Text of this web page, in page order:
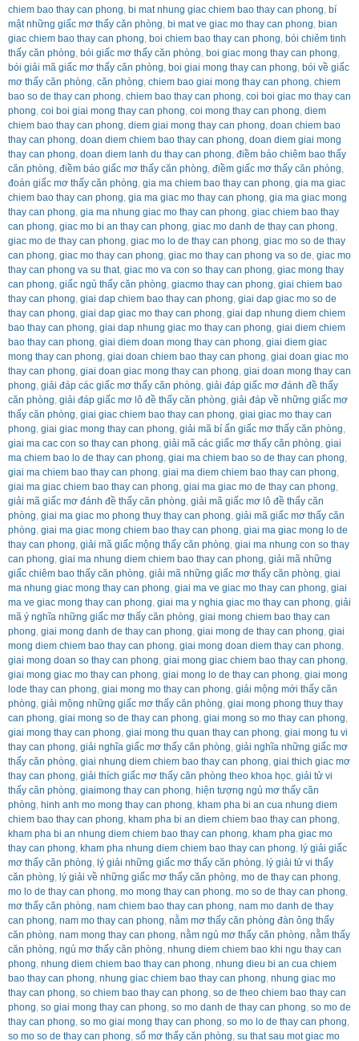
chiem bao thay can phong, bi mat nhung giac chiem bao thay can phong, bí
mật những giấc mơ thấy căn phòng, bi mat ve giac mo thay can phong, bian
giac chiem bao thay can phong, boi chiem bao thay can phong, bói chiêm tinh
thấy căn phòng, bói giấc mơ thấy căn phòng, boi giac mong thay can phong,
bói giải mã giấc mơ thấy căn phòng, boi giai mong thay can phong, bói về giấc
mơ thấy căn phòng, căn phòng, chiem bao giai mong thay can phong, chiem
bao so de thay can phong, chiem bao thay can phong, coi boi giac mo thay can
phong, coi boi giai mong thay can phong, coi mong thay can phong, diem
chiem bao thay can phong, diem giai mong thay can phong, doan chiem bao
thay can phong, doan diem chiem bao thay can phong, doan diem giai mong
thay can phong, doan diem lanh du thay can phong, điềm báo chiêm bao thấy
căn phòng, điềm báo giấc mơ thấy căn phòng, điềm giấc mơ thấy căn phòng,
đoán giấc mơ thấy căn phòng, gia ma chiem bao thay can phong, gia ma giac
chiem bao thay can phong, gia ma giac mo thay can phong, gia ma giac mong
thay can phong, gia ma nhung giac mo thay can phong, giac chiem bao thay
can phong, giac mo bi an thay can phong, giac mo danh de thay can phong,
giac mo de thay can phong, giac mo lo de thay can phong, giac mo so de thay
can phong, giac mo thay can phong, giac mo thay can phong va so de, giac mo
thay can phong va su that, giac mo va con so thay can phong, giac mong thay
can phong, giấc ngủ thấy căn phòng, giacmo thay can phong, giai chiem bao
thay can phong, giai dap chiem bao thay can phong, giai dap giac mo so de
thay can phong, giai dap giac mo thay can phong, giai dap nhung diem chiem
bao thay can phong, giai dap nhung giac mo thay can phong, giai diem chiem
bao thay can phong, giai diem doan mong thay can phong, giai diem giac
mong thay can phong, giai doan chiem bao thay can phong, giai doan giac mo
thay can phong, giai doan giac mong thay can phong, giai doan mong thay can
phong, giải đáp các giấc mơ thấy căn phòng, giải đáp giấc mơ đánh đề thấy
căn phòng, giải đáp giấc mơ lô đề thấy căn phòng, giải đáp về những giấc mơ
thấy căn phòng, giai giac chiem bao thay can phong, giai giac mo thay can
phong, giai giac mong thay can phong, giải mã bí ẩn giấc mơ thấy căn phòng,
giai ma cac con so thay can phong, giải mã các giấc mơ thấy căn phòng, giai
ma chiem bao lo de thay can phong, giai ma chiem bao so de thay can phong,
giai ma chiem bao thay can phong, giai ma diem chiem bao thay can phong,
giai ma giac chiem bao thay can phong, giai ma giac mo de thay can phong,
giải mã giấc mơ đánh đề thấy căn phòng, giải mã giấc mơ lô đề thấy căn
phòng, giai ma giac mo phong thuy thay can phong, giải mã giấc mơ thấy căn
phòng, giai ma giac mong chiem bao thay can phong, giai ma giac mong lo de
thay can phong, giải mã giấc mộng thấy căn phòng, giai ma nhung con so thay
can phong, giai ma nhung diem chiem bao thay can phong, giải mã những
giấc chiêm bao thấy căn phòng, giải mã những giấc mơ thấy căn phòng, giai
ma nhung giac mong thay can phong, giai ma ve giac mo thay can phong, giai
ma ve giac mong thay can phong, giai ma y nghia giac mo thay can phong, giải
mã ý nghĩa những giấc mơ thấy căn phòng, giai mong chiem bao thay can
phong, giai mong danh de thay can phong, giai mong de thay can phong, giai
mong diem chiem bao thay can phong, giai mong doan diem thay can phong,
giai mong doan so thay can phong, giai mong giac chiem bao thay can phong,
giai mong giac mo thay can phong, giai mong lo de thay can phong, giai mong
lode thay can phong, giai mong mo thay can phong, giải mộng mới thấy căn
phòng, giải mộng những giấc mơ thấy căn phòng, giai mong phong thuy thay
can phong, giai mong so de thay can phong, giai mong so mo thay can phong,
giai mong thay can phong, giai mong thu quan thay can phong, giai mong tu vi
thay can phong, giải nghĩa giấc mơ thấy căn phòng, giải nghĩa những giấc mơ
thấy căn phòng, giai nhung diem chiem bao thay can phong, giai thich giac mơ
thay can phong, giải thích giấc mơ thấy căn phòng theo khoa học, giải tử vi
thấy căn phòng, giaimong thay can phong, hiện tượng ngủ mơ thấy căn
phòng, hinh anh mo mong thay can phong, kham pha bi an cua nhung diem
chiem bao thay can phong, kham pha bi an diem chiem bao thay can phong,
kham pha bi an nhung diem chiem bao thay can phong, kham pha giac mo
thay can phong, kham pha nhung diem chiem bao thay can phong, lý giải giấc
mơ thấy căn phòng, lý giải những giấc mơ thấy căn phòng, lý giải tử vi thấy
căn phòng, lý giải về những giấc mơ thấy căn phòng, mo de thay can phong,
mo lo de thay can phong, mo mong thay can phong, mo so de thay can phong,
mơ thấy căn phòng, nam chiem bao thay can phong, nam mo danh de thay
can phong, nam mo thay can phong, nằm mơ thấy căn phòng đàn ông thấy
căn phòng, nam mong thay can phong, nằm ngủ mơ thấy căn phòng, nằm thấy
căn phòng, ngủ mơ thấy căn phòng, nhung diem chiem bao khi ngu thay can
phong, nhung diem chiem bao thay can phong, nhung dieu bi an cua chiem
bao thay can phong, nhung giac chiem bao thay can phong, nhung giac mo
thay can phong, so chiem bao thay can phong, so de theo chiem bao thay can
phong, so giai mong thay can phong, so mo danh de thay can phong, so mo de
thay can phong, so mo giai mong thay can phong, so mo lo de thay can phong,
so mo so de thay can phong, sổ mơ thấy căn phòng, su that sau mot giac mo